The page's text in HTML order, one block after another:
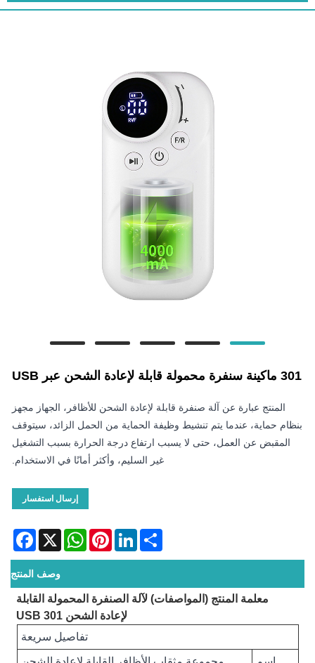
301 ماكينة سنفرة محمولة قابلة لإعادة الشحن عبر USB
المنتج عبارة عن آلة صنفرة قابلة لإعادة الشحن للأظافر، الجهاز مجهز
بنظام حماية، عندما يتم تنشيط وظيفة الحماية من الحمل الزائد، سيتوقف
المقبض عن العمل، حتى لا يسبب ارتفاع درجة الحرارة بسبب التشغيل
غير السليم، وأكثر أمانًا في الاستخدام.
إرسال استفسار
X
WhatsAppPinterestLinkedInShare
وصف المنتج
معلمة المنتج (المواصفات) لآلة الصنفرة المحمولة القابلة
لإعادة الشحن USB 301
تفاصيل سريعة